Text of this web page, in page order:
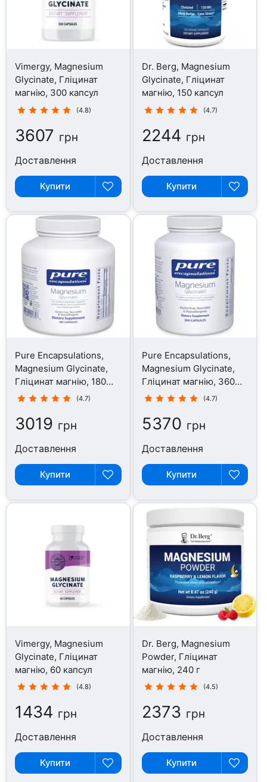
Vimergy, Magnesium
Glycinate, Гліцинат
магнію, 300 капсул
(4.8)
3607 грн
Доставлення
Купити
Dr. Berg, Magnesium
Glycinate, Гліцинат
магнію, 150 капсул
(4.7)
2244 грн
Доставлення
Купити
Pure Encapsulations,
Magnesium Glycinate,
Гліцинат магнію, 180
капсул
(4.7)
3019 грн
Доставлення
Купити
Pure Encapsulations,
Magnesium Glycinate,
Гліцинат магнію, 360
капсул
(4.7)
5370 грн
Доставлення
Купити
Vimergy, Magnesium
Glycinate, Гліцинат
магнію, 60 капсул
(4.8)
1434 грн
Доставлення
Купити
Dr. Berg, Magnesium
Powder, Гліцинат
магнію, 240 г
(4.5)
2373 грн
Доставлення
Купити